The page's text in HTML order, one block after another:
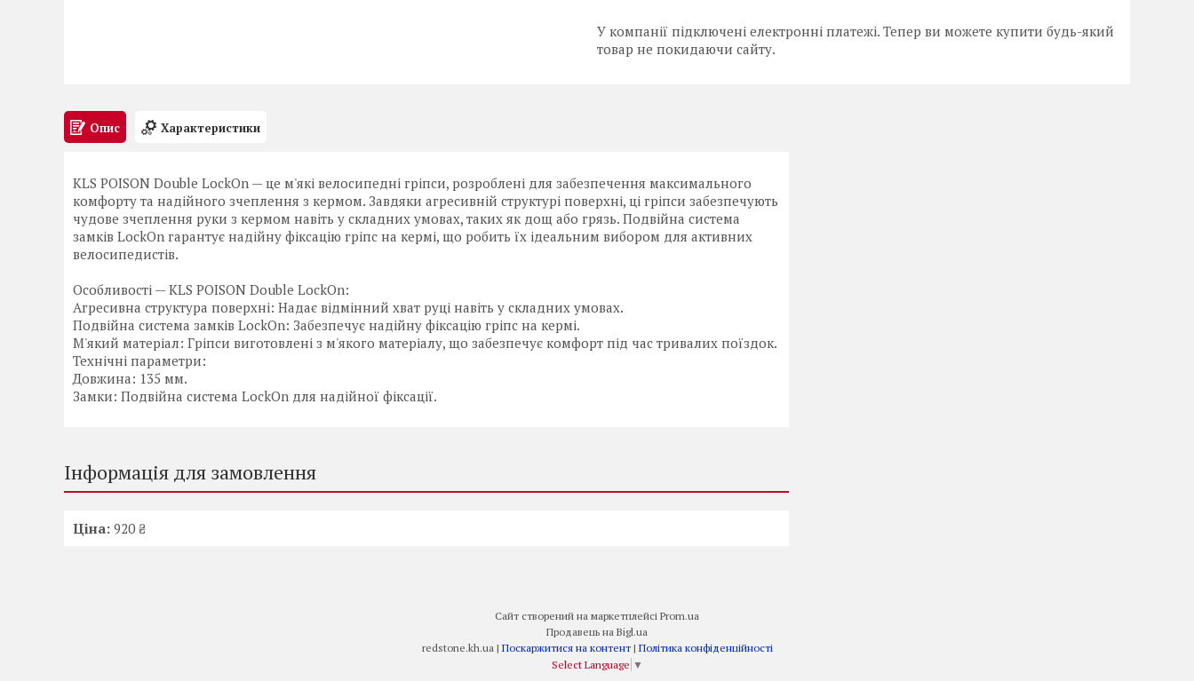
У компанії підключені електронні платежі. Тепер ви можете купити будь-який
товар не покидаючи сайту.
Опис Характеристики
KLS POISON Double LockOn — це м'які велосипедні гріпси, розроблені для забезпечення максимального
комфорту та надійного зчеплення з кермом. Завдяки агресивній структурі поверхні, ці гріпси забезпечують
чудове зчеплення руки з кермом навіть у складних умовах, таких як дощ або грязь. Подвійна система
замків LockOn гарантує надійну фіксацію гріпс на кермі, що робить їх ідеальним вибором для активних
велосипедистів.
Особливості — KLS POISON Double LockOn:
Агресивна структура поверхні: Надає відмінний хват руці навіть у складних умовах.
Подвійна система замків LockOn: Забезпечує надійну фіксацію гріпс на кермі.
М'який матеріал: Гріпси виготовлені з м'якого матеріалу, що забезпечує комфорт під час тривалих поїздок.
Технічні параметри:
Довжина: 135 мм.
Замки: Подвійна система LockOn для надійної фіксації.
Інформація для замовлення
Ціна: 920 ₴
Сайт створений на маркетплейсі Prom.ua
Продавець на Bigl.ua
redstone.kh.ua | Поскаржитися на контент | Політика конфіденційності
Select Language ▼